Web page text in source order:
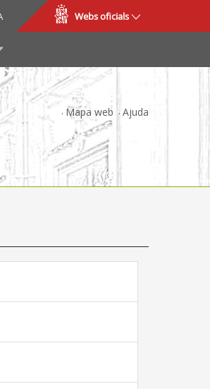
Webs oficials
Mapa web Ajuda